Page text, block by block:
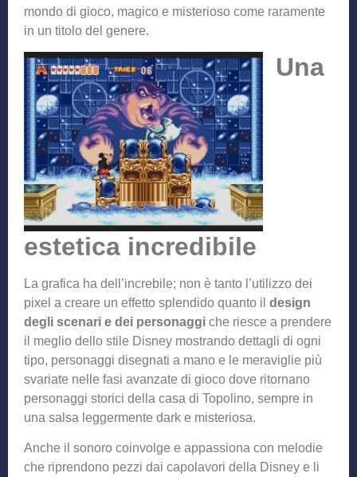
mondo di gioco, magico e misterioso come raramente
in un titolo del genere.
Una
estetica incredibile
La grafica ha dell’increbile; non è tanto l’utilizzo dei
pixel a creare un effetto splendido quanto il design
degli scenari e dei personaggi che riesce a prendere
il meglio dello stile Disney mostrando dettagli di ogni
tipo, personaggi disegnati a mano e le meraviglie più
svariate nelle fasi avanzate di gioco dove ritornano
personaggi storici della casa di Topolino, sempre in
una salsa leggermente dark e misteriosa.
Anche il sonoro coinvolge e appassiona con melodie
che riprendono pezzi dai capolavori della Disney e li